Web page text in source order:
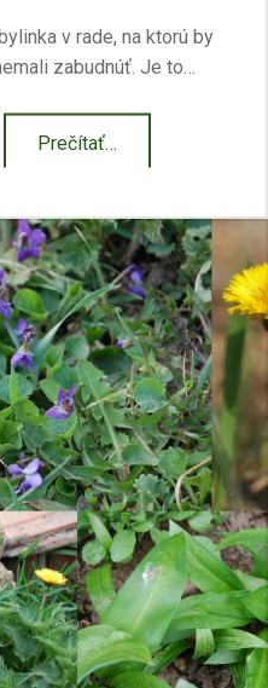
v rade, na ktorú by
zabudnúť. Je to…
Prečítať“Pľúcnik lekársky ~ Pulmonaria officinalis”
…